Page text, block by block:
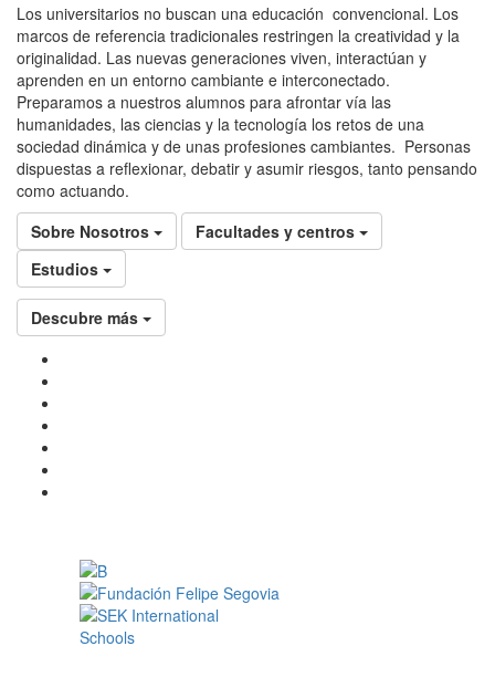
Los universitarios no buscan una educación convencional. Los
marcos de referencia tradicionales restringen la creatividad y la
originalidad. Las nuevas generaciones viven, interactúan y
aprenden en un entorno cambiante e interconectado.
Preparamos a nuestros alumnos para afrontar vía las
humanidades, las ciencias y la tecnología los retos de una
sociedad dinámica y de unas profesiones cambiantes. Personas
dispuestas a reflexionar, debatir y asumir riesgos, tanto pensando
como actuando.
Sobre Nosotros
Facultades y centros
Estudios
Descubre más